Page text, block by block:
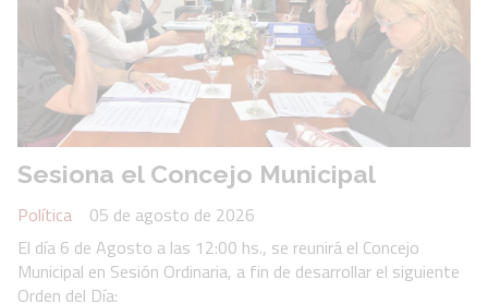
Sesiona el Concejo Municipal
Política
05 de agosto de 2026
El día 6 de Agosto a las 12:00 hs., se reunirá el Concejo
Municipal en Sesión Ordinaria, a fin de desarrollar el siguiente
Orden del Día: